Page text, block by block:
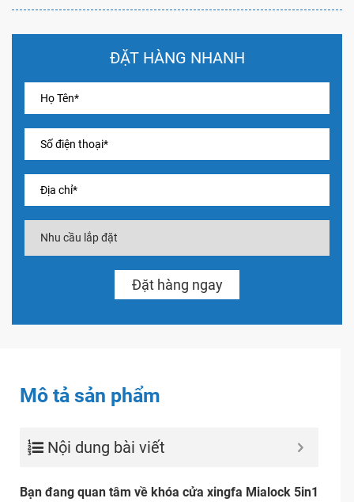
ĐẶT HÀNG NHANH
Mô tả sản phẩm
Nội dung bài viết
Bạn đang quan tâm về khóa cửa xingfa Mialock 5in1